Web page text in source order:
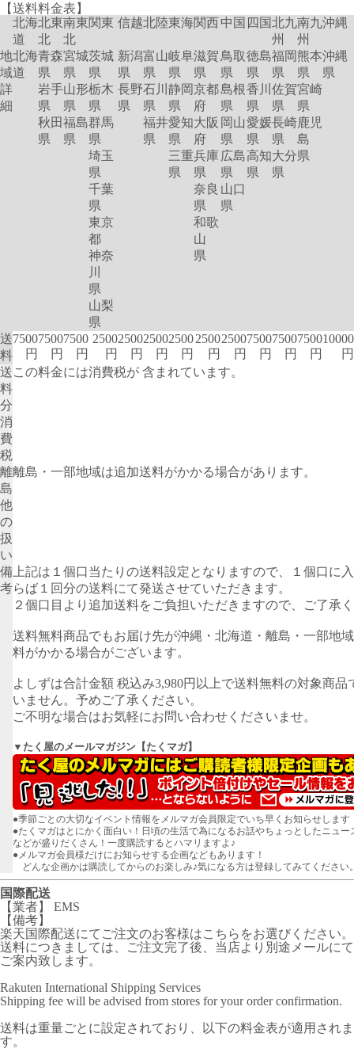
【送料料金表】
北海
道
北東
北
南東
北
関東 信越北陸東海関西中国 四国北九
州
南九
州
沖縄
地
域
詳
細
北海
道
青森
県
岩手
県
秋田
県
宮城
県
山形
県
福島
県
茨城
県
栃木
県
群馬
県
埼玉
県
千葉
県
東京
都
神奈
川
県
山梨
県
新潟
県
長野
県
富山
県
石川
県
福井
県
岐阜
県
静岡
県
愛知
県
三重
県
滋賀
県
京都
府
大阪
府
兵庫
県
奈良
県
和歌
山
県
鳥取
県
島根
県
岡山
県
広島
県
山口
県
徳島
県
香川
県
愛媛
県
高知
県
福岡
県
佐賀
県
長崎
県
大分
県
熊本
県
宮崎
県
鹿児
島
県
沖縄
県
送
料
7500
円
7500
円
7500
円
2500
円
2500
円
2500
円
2500
円
2500
円
2500
円
7500
円
7500
円
7500
円
10000
円
送
料
分
消
費
税
この料金には消費税が 含まれています。
離
島
他
の
扱
い
離島・一部地域は追加送料がかかる場合があります。
備
考
上記は１個口当たりの送料設定となりますので、１個口に
らば１回分の送料にて発送させていただきます。
２個口目より追加送料をご負担いただきますので、ご了承
送料無料商品でもお届け先が沖縄・北海道・離島・一部地
料がかかる場合がございます。
よしずは合計金額 税込み3,980円以上で送料無料の対象商品
いません。予めご了承ください。
ご不明な場合はお気軽にお問い合わせくださいませ。
▼たく屋のメールマガジン【たくマガ】
●季節ごとの大切なイベント情報をメルマガ会員限定でいち早くお知らせします
●たくマガはとにかく面白い！日頃の生活で為になるお話やちょっとしたニュー
などが盛りだくさん！一度購読するとハマリますよ♪
●メルマガ会員様だけにお知らせする企画などもあります！
どんな企画かは購読してからのお楽しみ♪気になる方は登録してみてください
国際配送
【業者】 EMS
【備考】
楽天国際配送にてご注文のお客様はこちらをお選びください。
送料につきましては、ご注文完了後、当店より別途メールにて
ご案内致します。
Rakuten International Shipping Services
Shipping fee will be advised from stores for your order confirmation.
送料は重量ごとに設定されており、以下の料金表が適用されま
す。